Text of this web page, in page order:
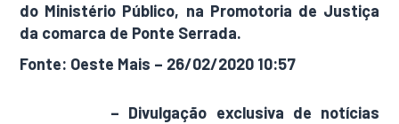
do Ministério Público, na Promotoria de Justiça
da comarca de Ponte Serrada.
Fonte: Oeste Mais – 26/02/2020 10:57
– Divulgação exclusiva de notícias